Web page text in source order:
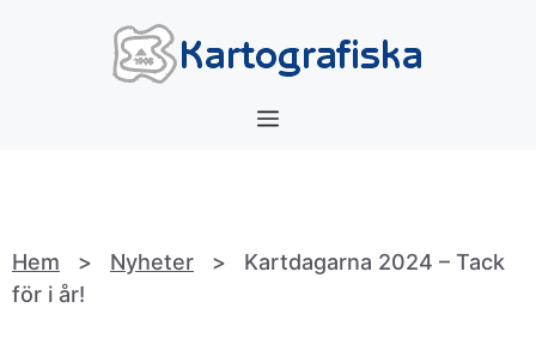
Meny
Hem > Nyheter > Kartdagarna 2024 – Tack
för i år!